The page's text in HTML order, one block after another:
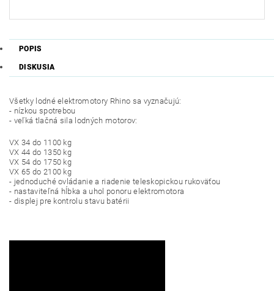
POPIS
DISKUSIA
Všetky lodné elektromotory Rhino sa vyznačujú:
- nízkou spotrebou
- veľká tlačná sila lodných motorov:
VX 34 do 1100 kg
VX 44 do 1350 kg
VX 54 do 1750 kg
VX 65 do 2100 kg
- jednoduché ovládanie a riadenie teleskopickou rukoväťou
- nastaviteľná hĺbka a uhol ponoru elektromotora
- displej pre kontrolu stavu batérii